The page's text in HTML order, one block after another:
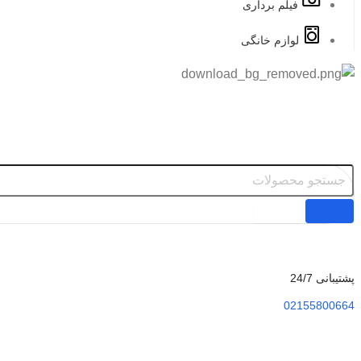
فیلم برداری
لوازم خانگی
پشتیبانی 24/7
02155800664